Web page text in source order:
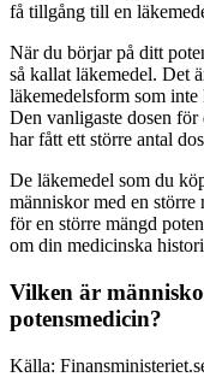
få tillgång till en
När du börjar på ditt
så kallat läkemedel. Det
läkemedelsform som
Den vanligaste dosen
har fått ett större antal
De läkemedel som du
människor med en
för en större mängd
om din medicinska
Vilken är
potensmedicin?
Källa: